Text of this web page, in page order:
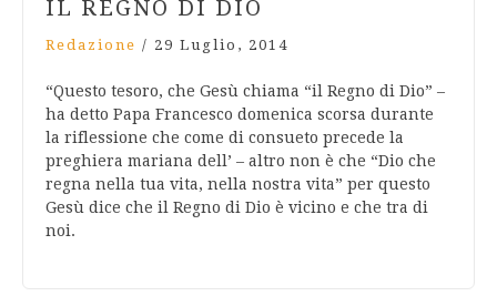
IL REGNO DI DIO
Redazione / 29 Luglio, 2014
“Questo tesoro, che Gesù chiama “il Regno di Dio” –
ha detto Papa Francesco domenica scorsa durante
la riflessione che come di consueto precede la
preghiera mariana dell’ – altro non è che “Dio che
regna nella tua vita, nella nostra vita” per questo
Gesù dice che il Regno di Dio è vicino e che tra di
noi.